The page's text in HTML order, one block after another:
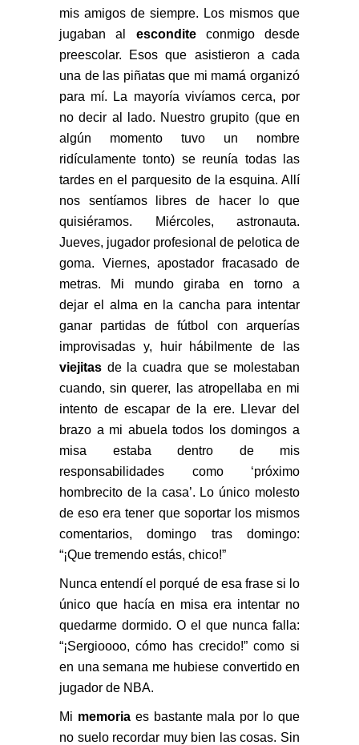
mis amigos de siempre. Los mismos que
jugaban al esconditeconmigo desde
preescolar. Esos que asistieron a cada
una de las piñatas que mi mamá organizó
para mí. La mayoría vivíamos cerca, por
no decir al lado. Nuestro grupito (que en
algún momento tuvo un nombre
ridículamente tonto) se reunía todas las
tardes en el parquesito de la esquina. Allí
nos sentíamos libres de hacer lo que
quisiéramos. Miércoles, astronauta.
Jueves, jugador profesional de pelotica de
goma. Viernes, apostador fracasado de
metras. Mi mundo giraba en torno a
dejar el alma en la cancha para intentar
ganar partidas de fútbol con arquerías
improvisadas y, huir hábilmente de las
viejitas de la cuadra que se molestaban
cuando, sin querer, las atropellaba en mi
intento de escapar de la ere. Llevar del
brazo a mi abuela todos los domingos a
misa estaba dentro de mis
responsabilidades como ‘próximo
hombrecito de la casa’. Lo único molesto
de eso era tener que soportar los mismos
comentarios, domingo tras domingo:
“¡Que tremendo estás, chico!”
Nunca entendí el porqué de esa frase si lo
único que hacía en misa era intentar no
quedarme dormido. O el que nunca falla:
“¡Sergioooo, cómo has crecido!” como si
en una semana me hubiese convertido en
jugador de NBA.
Mi memoriaes bastante mala por lo que
no suelo recordar muy bien las cosas. Sin